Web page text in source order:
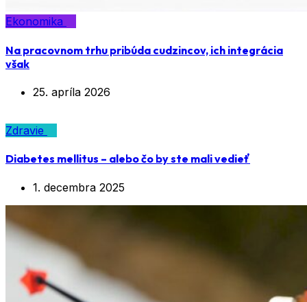
Ekonomika
Na pracovnom trhu pribúda cudzincov, ich integrácia
však
25. apríla 2026
Zdravie
Diabetes mellitus – alebo čo by ste mali vedieť
1. decembra 2025